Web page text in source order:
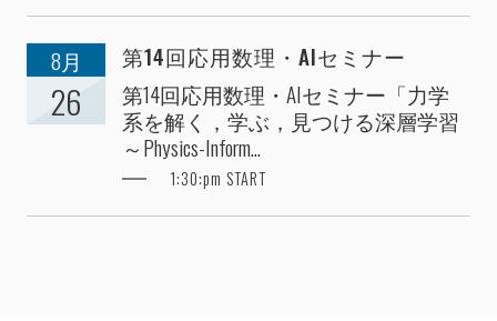
8月
26
第14回応用数理・AIセミナー
第14回応用数理・AIセミナー「力学
系を解く，学ぶ，見つける深層学習
～Physics-Inform...
1:30:pm START